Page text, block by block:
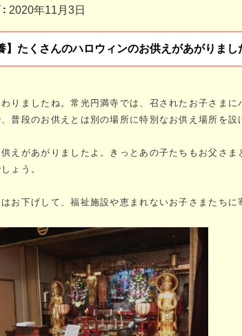
: 2020年11月3日
】たくさんのハロウィンのお供えがあがりま
りましたね。常光円満寺では、召されたお子さま
普段のお供えとは別の場所に特別なお供え場所を設
えがあがりましたよ。きっとあの子たちもお父さま
ょう。
お下げして、福祉施設や恵まれないお子さまたちに